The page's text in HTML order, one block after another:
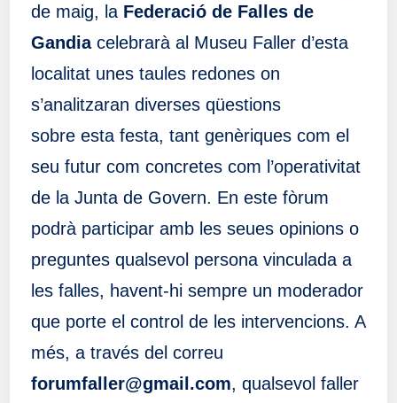
de maig, la Federació de Falles de
Gandiacelebrarà al Museu Faller d’esta
localitat unes taules redones on
s’analitzaran diverses qüestions
sobre esta festa, tant genèriques com el
seu futur com concretes com l’operativitat
de la Junta de Govern. En este fòrum
podrà participar amb les seues opinions o
preguntes qualsevol persona vinculada a
les falles, havent-hi sempre un moderador
que porte el control de les intervencions. A
més, a través del correu
forumfaller@gmail.com, qualsevol faller